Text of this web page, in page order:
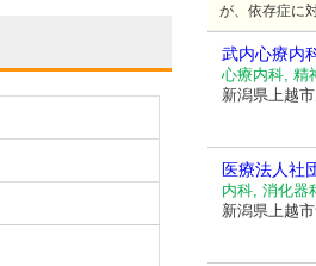
が、依存症に
武内心療内
心療内科, 精
新潟県上越市
医療法人社
内科, 消化器
新潟県上越市